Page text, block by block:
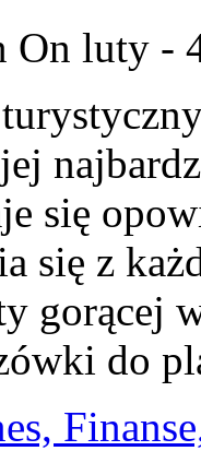
On luty -
się
się z
gorącej
do